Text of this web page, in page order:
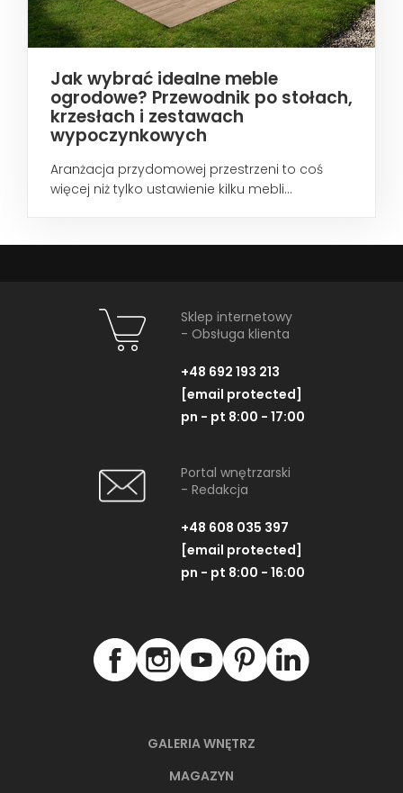
Jak wybrać idealne meble
ogrodowe? Przewodnik po stołach,
krzesłach i zestawach
wypoczynkowych
Aranżacja przydomowej przestrzeni to coś
więcej niż tylko ustawienie kilku mebli...
GALERIA WNĘTRZ
MAGAZYN
Sklep internetowy
- Obsługa klienta
+48 692 193 213
[email protected]
pn - pt 8:00 - 17:00
Portal wnętrzarski
- Redakcja
+48 608 035 397
[email protected]
pn - pt 8:00 - 16:00